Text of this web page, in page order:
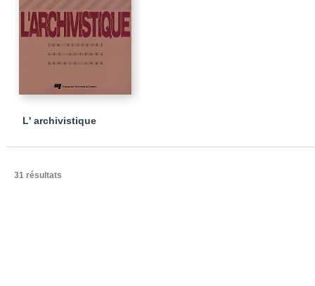
L' archivistique
31 résultats